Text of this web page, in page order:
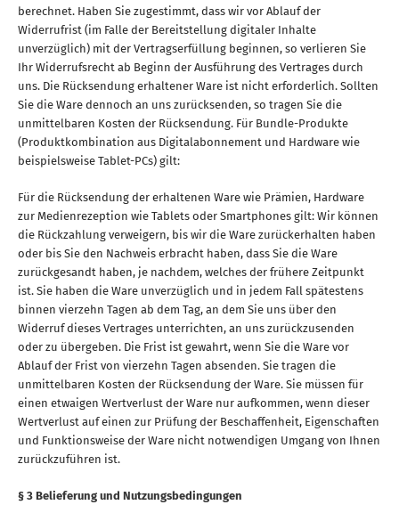
berechnet. Haben Sie zugestimmt, dass wir vor Ablauf der
Widerrufrist (im Falle der Bereitstellung digitaler Inhalte
unverzüglich) mit der Vertragserfüllung beginnen, so verlieren Sie
Ihr Widerrufsrecht ab Beginn der Ausführung des Vertrages durch
uns. Die Rücksendung erhaltener Ware ist nicht erforderlich. Sollten
Sie die Ware dennoch an uns zurücksenden, so tragen Sie die
unmittelbaren Kosten der Rücksendung. Für Bundle-Produkte
(Produktkombination aus Digitalabonnement und Hardware wie
beispielsweise Tablet-PCs) gilt:
Für die Rücksendung der erhaltenen Ware wie Prämien, Hardware
zur Medienrezeption wie Tablets oder Smartphones gilt: Wir können
die Rückzahlung verweigern, bis wir die Ware zurückerhalten haben
oder bis Sie den Nachweis erbracht haben, dass Sie die Ware
zurückgesandt haben, je nachdem, welches der frühere Zeitpunkt
ist. Sie haben die Ware unverzüglich und in jedem Fall spätestens
binnen vierzehn Tagen ab dem Tag, an dem Sie uns über den
Widerruf dieses Vertrages unterrichten, an uns zurückzusenden
oder zu übergeben. Die Frist ist gewahrt, wenn Sie die Ware vor
Ablauf der Frist von vierzehn Tagen absenden. Sie tragen die
unmittelbaren Kosten der Rücksendung der Ware. Sie müssen für
einen etwaigen Wertverlust der Ware nur aufkommen, wenn dieser
Wertverlust auf einen zur Prüfung der Beschaffenheit, Eigenschaften
und Funktionsweise der Ware nicht notwendigen Umgang von Ihnen
zurückzuführen ist.
§ 3 Belieferung und Nutzungsbedingungen